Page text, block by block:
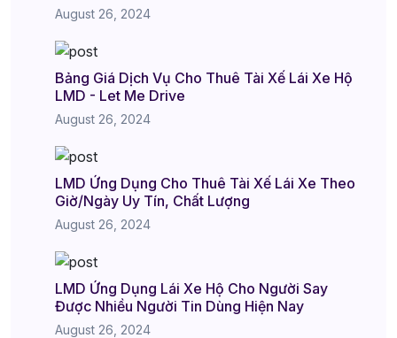
August 26, 2024
Bảng Giá Dịch Vụ Cho Thuê Tài Xế Lái Xe Hộ
LMD - Let Me Drive
August 26, 2024
LMD Ứng Dụng Cho Thuê Tài Xế Lái Xe Theo
Giờ/Ngày Uy Tín, Chất Lượng
August 26, 2024
LMD Ứng Dụng Lái Xe Hộ Cho Người Say
Được Nhiều Người Tin Dùng Hiện Nay
August 26, 2024